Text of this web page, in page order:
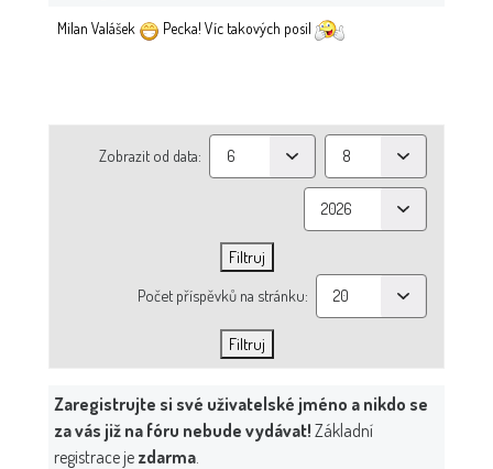
Milan Valášek Pecka! Víc takových posil
Zobrazit od data:
Počet příspěvků na stránku:
Zaregistrujte si své uživatelské jméno a nikdo se
za vás již na fóru nebude vydávat! Základní
registrace je zdarma